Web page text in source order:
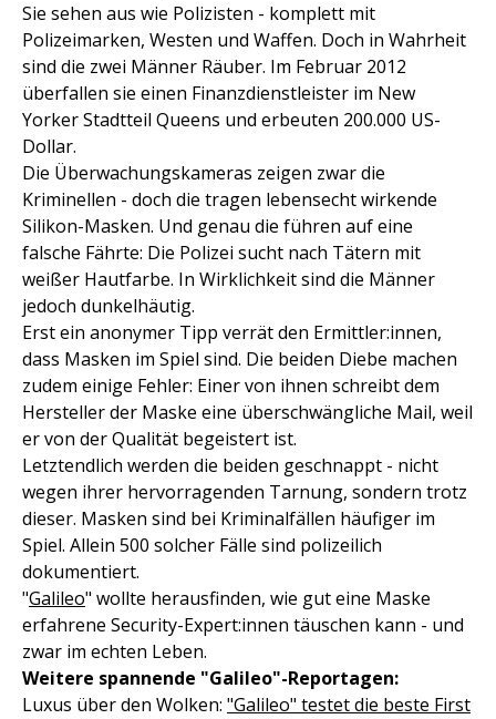
Sie sehen aus wie Polizisten - komplett mit
Polizeimarken, Westen und Waffen. Doch in Wahrheit
sind die zwei Männer Räuber. Im Februar 2012
überfallen sie einen Finanzdienstleister im New
Yorker Stadtteil Queens und erbeuten 200.000 US-
Dollar.
Die Überwachungskameras zeigen zwar die
Kriminellen - doch die tragen lebensecht wirkende
Silikon-Masken. Und genau die führen auf eine
falsche Fährte: Die Polizei sucht nach Tätern mit
weißer Hautfarbe. In Wirklichkeit sind die Männer
jedoch dunkelhäutig.
Erst ein anonymer Tipp verrät den Ermittler:innen,
dass Masken im Spiel sind. Die beiden Diebe machen
zudem einige Fehler: Einer von ihnen schreibt dem
Hersteller der Maske eine überschwängliche Mail, weil
er von der Qualität begeistert ist.
Letztendlich werden die beiden geschnappt - nicht
wegen ihrer hervorragenden Tarnung, sondern trotz
dieser. Masken sind bei Kriminalfällen häufiger im
Spiel. Allein 500 solcher Fälle sind polizeilich
dokumentiert.
"Galileo" wollte herausfinden, wie gut eine Maske
erfahrene Security-Expert:innen täuschen kann - und
zwar im echten Leben.
Weitere spannende "Galileo"-Reportagen:
Luxus über den Wolken: "Galileo" testet die beste First